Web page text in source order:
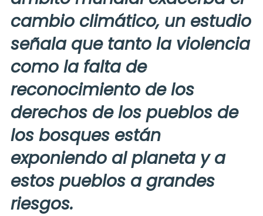
cambio climático, un estudio
señala que tanto la violencia
como la falta de
reconocimiento de los
derechos de los pueblos de
los bosques están
exponiendo al planeta y a
estos pueblos a grandes
riesgos.